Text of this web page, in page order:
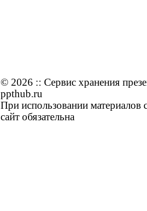
© 2026 :: Cервис хранения
ppthub.ru
При использовании материалов
сайт обязательна